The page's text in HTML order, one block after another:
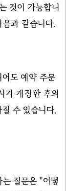
것이 가능합니
과 같습니다.
도 예약 주문
가 개장한 후의
수 있습니다.
질문은 "어떻